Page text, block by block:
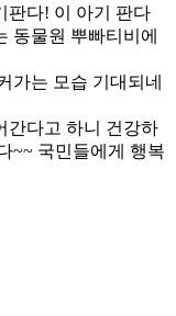
판다! 이 아기 판다
동물원 뿌빠티비에
가는 모습 기대되네
간다고 하니 건강하
~~ 국민들에게 행복